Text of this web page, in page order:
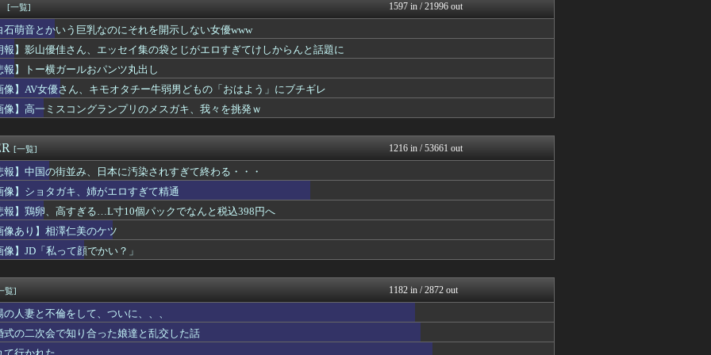
斎藤「性行為の許諾は取ったことありません」
スコールちゃんねる｜２ちゃ...
ルド免許率、６７％ｗｗｗｗ
コノユビニュース｜みんなの...
注文して………キャンセルっと！」←こいつの目的
ュア、さすがに太ももが太すぎwwwww
ね…？」世界が気付き始める Linuxの市場シェアが初め...
あらまめ2ch
したくなる「笑える画像・最高な画像」貼っていけｗｗｗｗｗ
哲学ニュースnwk
ドルさん、生配信中にメンバー達にチクビを弄られてしまう
ゆう嬢を指名した時の当たり率ｗｗｗｗｗｗｗｗｗｗｗ
田が暑さ対策でユニ一新 ボタン廃止でTシャツ素材ｗｗｗ
スコールちゃんねる｜２ちゃ...
、あまりにも落ち着きすぎているwwwwwwww
筋肉速報
[一覧] 1597 in / 21996 out
石萌音とかいう巨乳なのにそれを開示しない女優www
報】影山優佳さん、エッセイ集の袋とじがエロすぎてけしからんと話題に
報】トー横ガールおパンツ丸出し
像】AV女優さん、キモオタチー牛弱男どもの「おはよう」にブチギレ
像】高一ミスコングランプリのメスガキ、我々を挑発ｗ
[一覧] 1216 in / 53661 out
報】中国の街並み、日本に汚染されすぎて終わる・・・
像】ショタガキ、姉がエロすぎて精通
報】鶏卵、高すぎる…L寸10個パックでなんと税込398円へ
像あり】相澤仁美のケツ
像】JD「私って顔でかい？」
覧] 1182 in / 2872 out
の人妻と不倫をして、ついに、、、
式の二次会で知り合った娘達と乱交した話